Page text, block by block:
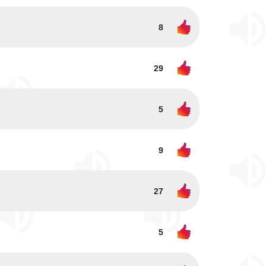
8
29
5
9
27
5